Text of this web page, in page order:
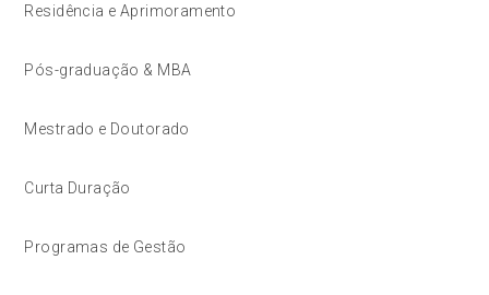
Residência e Aprimoramento
Pós-graduação & MBA
Mestrado e Doutorado
Curta Duração
Programas de Gestão